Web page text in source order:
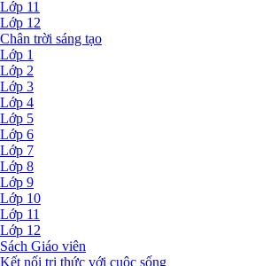
Lớp 11
Lớp 12
Chân trời sáng tạo
Lớp 1
Lớp 2
Lớp 3
Lớp 4
Lớp 5
Lớp 6
Lớp 7
Lớp 8
Lớp 9
Lớp 10
Lớp 11
Lớp 12
Sách Giáo viên
Kết nối tri thức với cuộc sống